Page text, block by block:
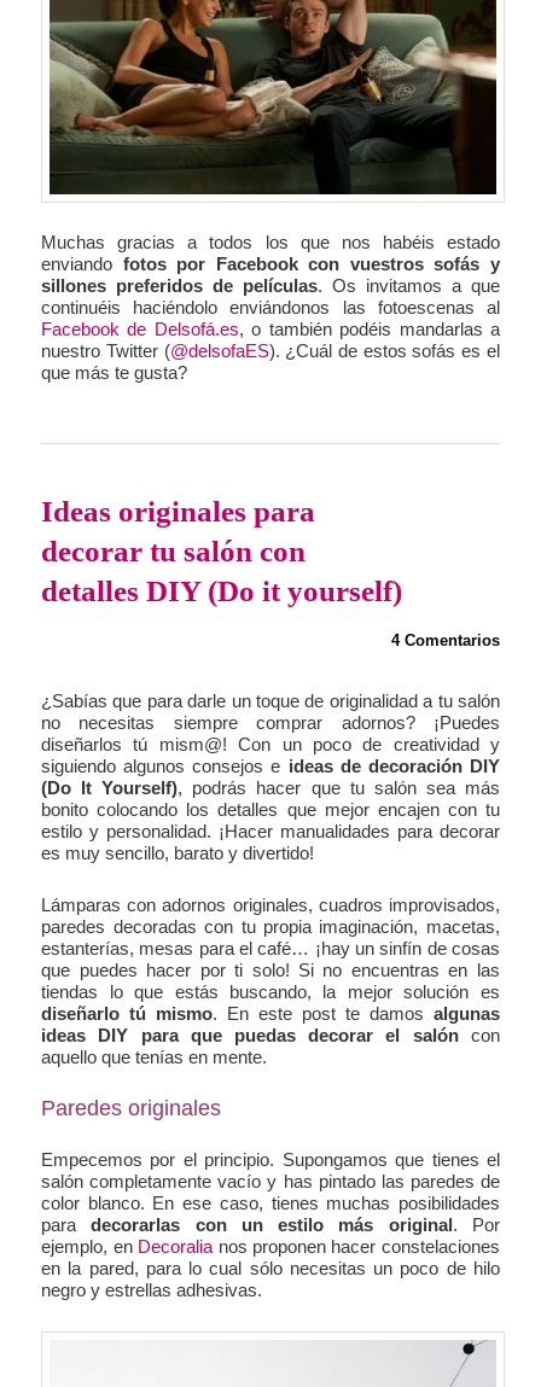
Muchas gracias a todos los que nos habéis estado
enviando fotos por Facebook con vuestros sofás y
sillones preferidos de películas. Os invitamos a que
continuéis haciéndolo enviándonos las fotoescenas al
Facebook de Delsofá.es, o también podéis mandarlas a
nuestro Twitter (@delsofaES). ¿Cuál de estos sofás es el
que más te gusta?
Ideas originales para
decorar tu salón con
detalles DIY (Do it yourself)
4 Comentarios
¿Sabías que para darle un toque de originalidad a tu salón
no necesitas siempre comprar adornos? ¡Puedes
diseñarlos tú mism@! Con un poco de creatividad y
siguiendo algunos consejos e ideas de decoración DIY
(Do It Yourself), podrás hacer que tu salón sea más
bonito colocando los detalles que mejor encajen con tu
estilo y personalidad. ¡Hacer manualidades para decorar
es muy sencillo, barato y divertido!
Lámparas con adornos originales, cuadros improvisados,
paredes decoradas con tu propia imaginación, macetas,
estanterías, mesas para el café… ¡hay un sinfín de cosas
que puedes hacer por ti solo! Si no encuentras en las
tiendas lo que estás buscando, la mejor solución es
diseñarlo tú mismo. En este post te damos algunas
ideas DIY para que puedas decorar el salóncon
aquello que tenías en mente.
Paredes originales
Empecemos por el principio. Supongamos que tienes el
salón completamente vacío y has pintado las paredes de
color blanco. En ese caso, tienes muchas posibilidades
paradecorarlas con un estilo más original. Por
ejemplo, en Decoralia nos proponen hacer constelaciones
en la pared, para lo cual sólo necesitas un poco de hilo
negro y estrellas adhesivas.